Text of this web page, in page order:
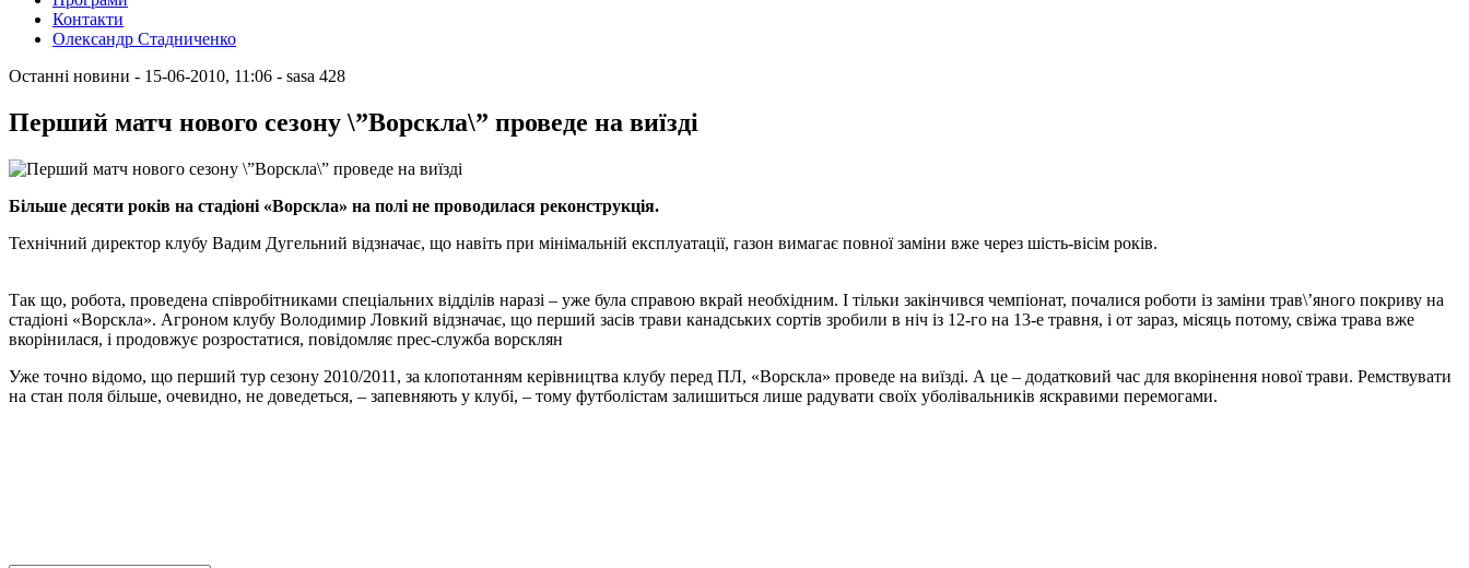
Контакти
Олександр Стадниченко
Останні новини - 15-06-2010, 11:06 - sasa 428
Перший матч нового сезону \”Ворскла\” проведе на виїзді
Більше десяти років на стадіоні «Ворскла» на полі не проводилася реконструкція.
Технічний директор клубу Вадим Дугельний відзначає, що навіть при мінімальній експлуатації, газон вимагає повної заміни вже через шість-вісім років.
Так що, робота, проведена співробітниками спеціальних відділів наразі – уже була справою вкрай необхідним. І тільки закінчився чемпіонат, почалися роботи із заміни трав\’яного покриву на
стадіоні «Ворскла». Агроном клубу Володимир Ловкий відзначає, що перший засів трави канадських сортів зробили в ніч із 12-го на 13-е травня, і от зараз, місяць потому, свіжа трава вже
вкорінилася, і продовжує розростатися, повідомляє прес-служба ворсклян
Уже точно відомо, що перший тур сезону 2010/2011, за клопотанням керівництва клубу перед ПЛ, «Ворскла» проведе на виїзді. А це – додатковий час для вкорінення нової трави. Ремствувати
на стан поля більше, очевидно, не доведеться, – запевняють у клубі, – тому футболістам залишиться лише радувати своїх уболівальників яскравими перемогами.